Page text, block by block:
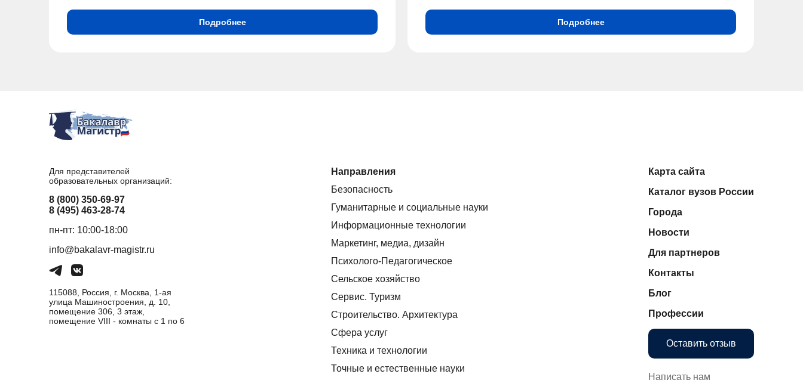
Подробнее Подробнее
Для представителей
образовательных организаций:
8 (800) 350-69-97
8 (495) 463-28-74
пн-пт: 10:00-18:00
info@bakalavr-magistr.ru
115088, Россия, г. Москва, 1-ая
улица Машиностроения, д. 10,
помещение 306, 3 этаж,
помещение VIII - комнаты с 1 по 6
Направления
Безопасность
Гуманитарные и социальные науки
Информационные технологии
Маркетинг, медиа, дизайн
Психолого-Педагогическое
Сельское хозяйство
Сервис. Туризм
Строительство. Архитектура
Сфера услуг
Техника и технологии
Точные и естественные науки
Карта сайта
Каталог вузов России
Города
Новости
Для партнеров
Контакты
Блог
Профессии
Оставить отзыв
Написать нам